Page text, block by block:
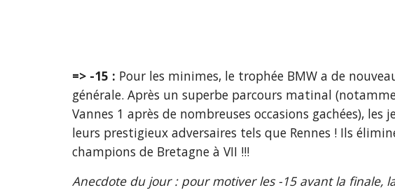
=> -15 : Pour les minimes, le trophée BMW a de
générale. Après un superbe parcours matinal
Vannes 1 après de nombreuses occasions gachées),
leurs prestigieux adversaires tels que Rennes ! Ils
champions de Bretagne à VII !!!
Anecdote du jour : pour motiver les -15 avant la finale,